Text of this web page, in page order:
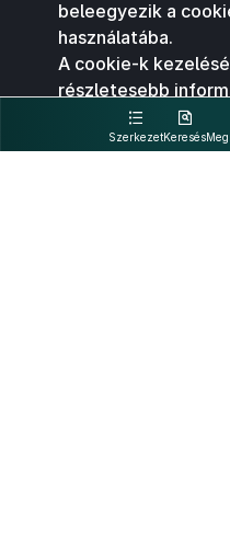
SzerkezetKeresés
beleegyezik a
használatába.
A cookie-k
részletesebb
kattintva olvashat.